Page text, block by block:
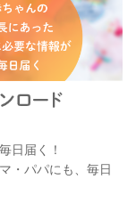
日届く！
・パパにも、毎日